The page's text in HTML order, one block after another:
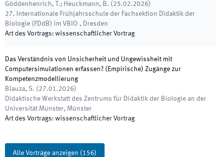
Göddenhenrich, T.; Heuckmann, B. ( 25.02.2026)
27. Internationale Frühjahrsschule der Fachsektion Didaktik der
Biologie (FDdB) im VBIO , Dresden
Art des Vortrags: wissenschaftlicher Vortrag
Das Verständnis von Unsicherheit und Ungewissheit mit
Computersimulationen erfassen? (Empirische) Zugänge zur
Kompetenzmodellierung
Blauza, S. ( 27.01.2026)
Didaktische Werkstatt des Zentrums für Didaktik der Biologie an der
Universität Münster, Münster
Art des Vortrags: wissenschaftlicher Vortrag
Alle Vorträge anzeigen (156)